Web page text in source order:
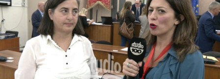
100 NOTIZIE, TG SPORTIVO DEL 7 Agosto 2026. Eccellenza, ecco
Festival del Cabaret, presentata la 30ª edizione
100 NOTIZIE, TG H 14:00 DEL 7 Agosto 2026. ex Ilva ministro
Incidente all’ex Ilva : operaio gravemente ferito all&
100 Sport Weekend, puntata del 7 agosto